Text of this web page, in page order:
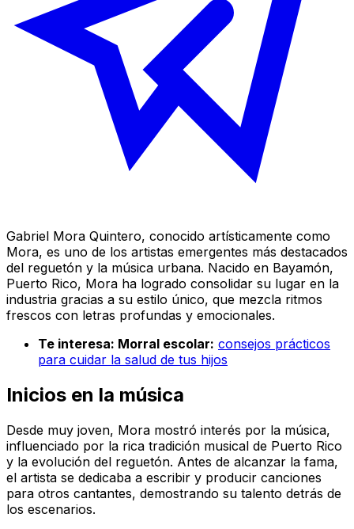
Gabriel Mora Quintero, conocido artísticamente como
Mora, es uno de los artistas emergentes más destacados
del reguetón y la música urbana. Nacido en Bayamón,
Puerto Rico, Mora ha logrado consolidar su lugar en la
industria gracias a su estilo único, que mezcla ritmos
frescos con letras profundas y emocionales.
Te interesa: Morral escolar: consejos prácticos
para cuidar la salud de tus hijos
Inicios en la música
Desde muy joven, Mora mostró interés por la música,
influenciado por la rica tradición musical de Puerto Rico
y la evolución del reguetón. Antes de alcanzar la fama,
el artista se dedicaba a escribir y producir canciones
para otros cantantes, demostrando su talento detrás de
los escenarios.